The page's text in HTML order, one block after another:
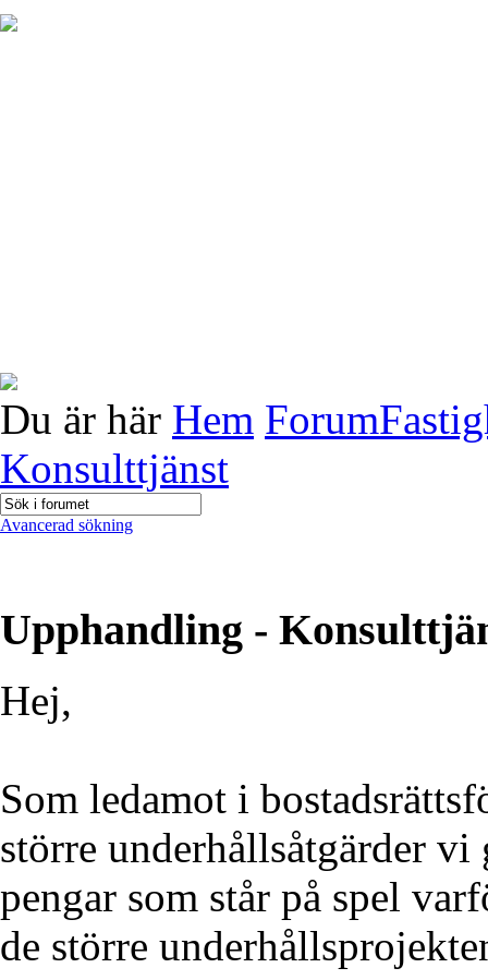
Du är här Hem Forum
Konsulttjänst
Avancerad sökning
Upphandling -
Hej,
Som ledamot i
större underhållsåtgärder vi
pengar som står på spel
de större